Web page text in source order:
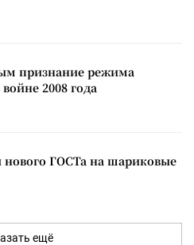
признание режима
2008 года
ГОСТа на шариковые
ещё